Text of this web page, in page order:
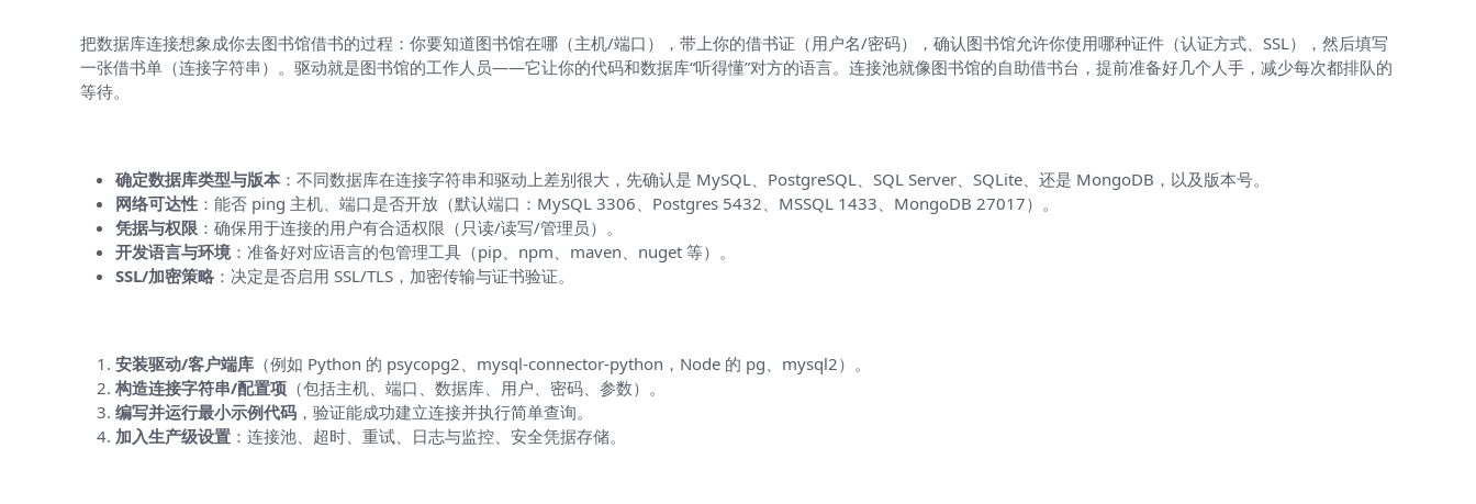
把数据库连接想象成你去图书馆借书的过程：你要知道图书馆在哪（主机/端口），带上你的借书证（用户名/密码），确认图书馆允许你使用哪种证件（认证方式、SSL），然后填写
一张借书单（连接字符串）。驱动就是图书馆的工作人员——它让你的代码和数据库“听得懂”对方的语言。连接池就像图书馆的自助借书台，提前准备好几个人手，减少每次都排队的
等待。
确定数据库类型与版本：不同数据库在连接字符串和驱动上差别很大，先确认是 MySQL、PostgreSQL、SQL Server、SQLite、还是 MongoDB，以及版本号。
网络可达性：能否 ping 主机、端口是否开放（默认端口：MySQL 3306、Postgres 5432、MSSQL 1433、MongoDB 27017）。
凭据与权限：确保用于连接的用户有合适权限（只读/读写/管理员）。
开发语言与环境：准备好对应语言的包管理工具（pip、npm、maven、nuget 等）。
SSL/加密策略：决定是否启用 SSL/TLS，加密传输与证书验证。
安装驱动/客户端库（例如 Python 的 psycopg2、mysql-connector-python，Node 的 pg、mysql2）。
构造连接字符串/配置项（包括主机、端口、数据库、用户、密码、参数）。
编写并运行最小示例代码，验证能成功建立连接并执行简单查询。
加入生产级设置：连接池、超时、重试、日志与监控、安全凭据存储。